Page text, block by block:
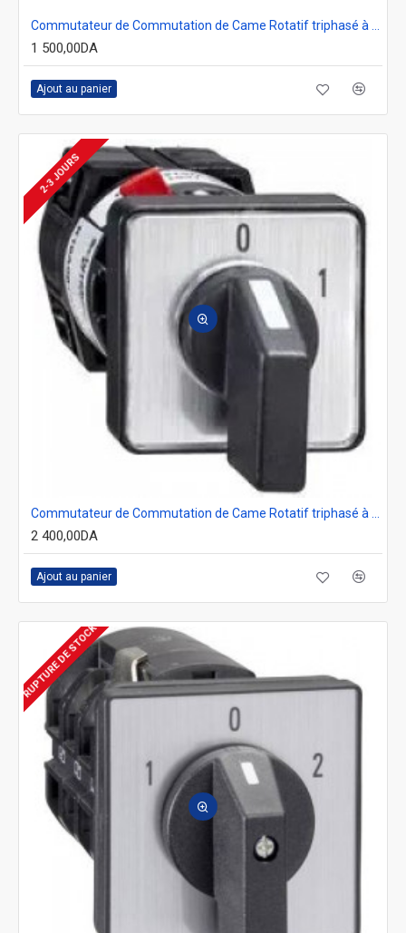
1 500,00DA
Ajout au panier
2-3 JOURS
2 400,00DA
Ajout au panier
RUPTURE DE STOCK